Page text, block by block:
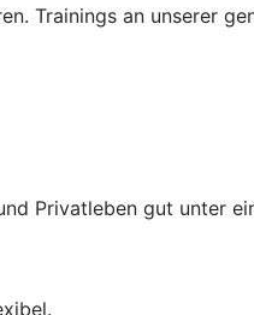
Trainings an unserer
Privatleben gut unter